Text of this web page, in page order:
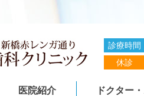
診療時間
休診
医院紹介 ドクター